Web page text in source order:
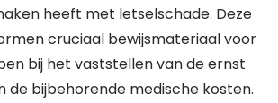
heeft met letselschade. Deze
cruciaal bewijsmateriaal voor
bij het vaststellen van de ernst
de bijbehorende medische kosten.